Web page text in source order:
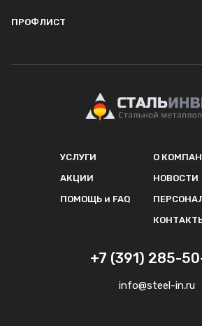
ПРОФЛИСТ
УСЛУГИ
АКЦИИ
ПОМОЩЬ и FAQ
О
НОВОСТИ
+7 (391) 285-
info@steel-in.ru